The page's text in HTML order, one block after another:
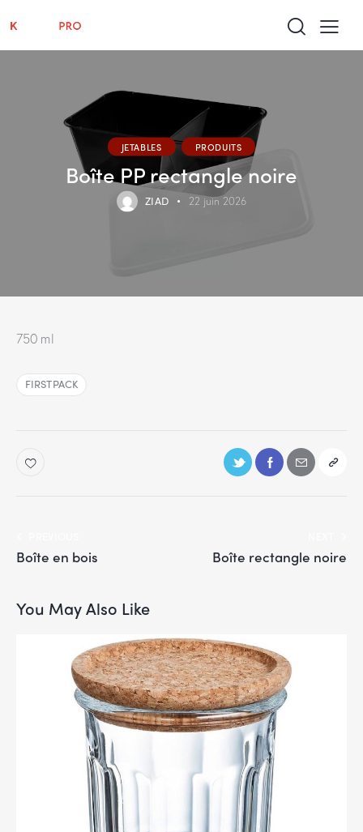
JETABLES PRODUITS
Boîte PP rectangle noire
ZIAD 22 juin 2026
750 ml
FIRSTPACK
Boîte en bois Boîte rectangle noire
You May Also Like